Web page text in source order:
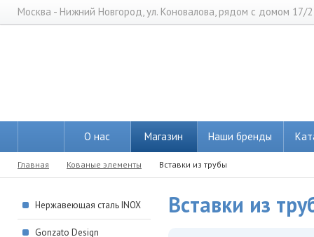
Москва - Нижний Новгород, ул. Коновалова, рядом с домом 17/2
О нас Магазин Наши бренды
Главная Кованые элементы Вставки из трубы
Нержавеющая сталь INOX
Gonzato Design
Вставки из